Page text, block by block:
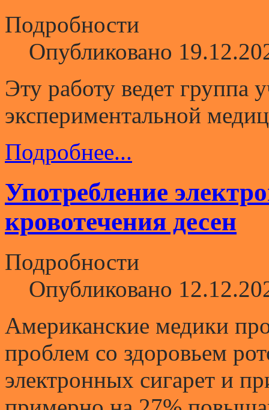
Подробности
Опубликовано
Эту работу ведет группа
экспериментальной
Подробнее...
Употребление
кровотечения десен
Подробности
Опубликовано
Американские медики
проблем со здоровьем
электронных сигарет и